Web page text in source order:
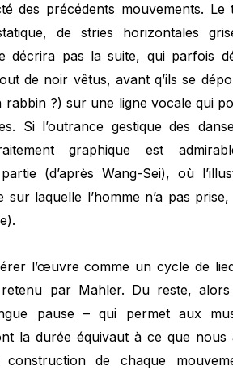
des précédents mouvements. Le
de stries horizontales
décrira pas la suite, qui parfois
de noir vêtus, avant q’ils se
?) sur une ligne vocale qui
Si l’outrance gestique des
graphique est
(d’après Wang-Sei), où
laquelle l’homme n’a pas
l’œuvre comme un cycle de
par Mahler. Du reste,
pause – qui permet aux
la durée équivaut à ce que nous
de chaque